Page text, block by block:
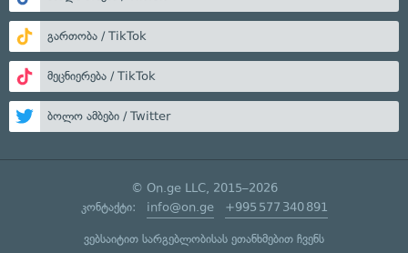
გართობა / TikTok
მეცნიერება / TikTok
ბოლო ამბები / Twitter
© On.ge LLC, 2015–2026
კონტაქტი: info@on.ge +995 577 340 891
ვებსაიტით სარგებლობისას ეთანხმებით ჩვენს